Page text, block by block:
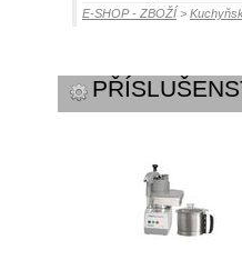
E-SHOP - ZBOŽÍ >